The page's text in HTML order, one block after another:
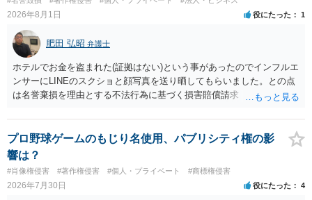
2026年8月1日 役にたった 1
肥田 弘昭 弁護士
ホテルでお金を盗まれた(証拠はない)という事があったのでインフルエ
ンサーにLINEのスクショと顔写真を送り晒してもらいました。との点
は名誉棄損を理由とする不法行為に基づく損害賠償請求（共同不法行
その人が会社を経営しているようで仕事が飛んだとのことでその分の
賠償金と8人分の従業員の年間利益を請求すると言われています。」で
の計算がすべて損害とならないかと思いますので、損害額で争っても
良いかと思います。ご参考にしてください。
プロ野球ゲームのもじり名使用、パブリシティ権の影
響は？
#肖像権侵害 #著作権侵害 #個人・プライベート #商標権侵害
2026年7月30日 役にたった 4